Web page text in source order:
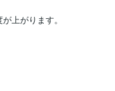
上がります。